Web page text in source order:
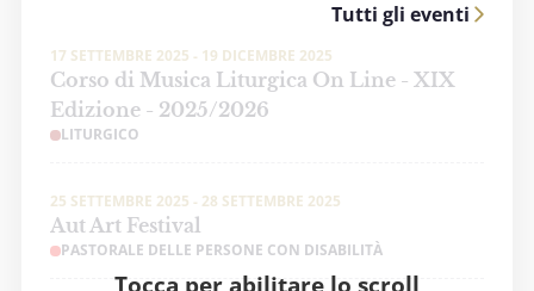
Tutti gli eventi
Tocca per abilitare lo scroll
17 SETTEMBRE 2025 - 19 DICEMBRE 2025
Corso di Musica Liturgica On Line - XIX
Edizione - 2025/2026
LITURGICO
25 SETTEMBRE 2025 - 28 SETTEMBRE 2025
Aut Art Festival
PASTORALE DELLE PERSONE CON DISABILITÀ